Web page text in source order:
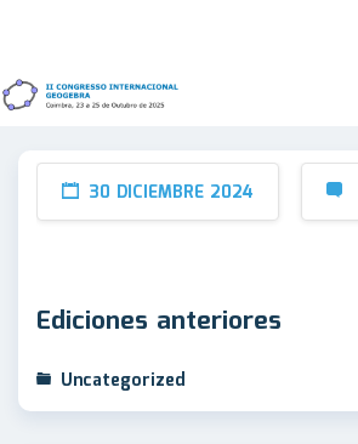
30 DICIEMBRE 2024
Ediciones anteriores
Uncategorized